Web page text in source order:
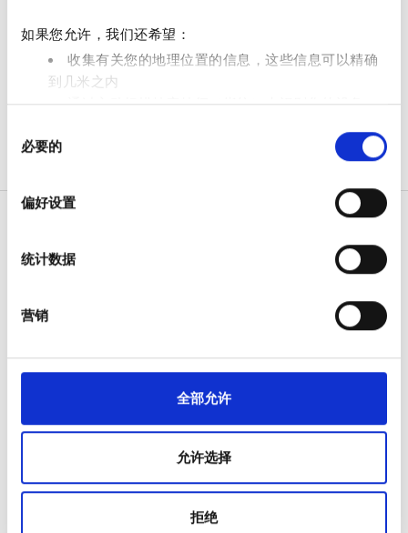
如果您允许，我们还希望：
收集有关您的地理位置的信息，这些信息可以精确
到几米之内
通过主动扫描特定特征（指纹）来识别您的设备
查找有关您的个人数据如何处理的更多信息，
并设置您的首选项。您可随时从Cookie声明中更改或撤回
我们使用 Cookie 来制作贴合用户需求的内容与广告、提供
体、广告和分析合作伙伴分享您对我们网站的使用情况，
择
必要的
偏好设置
统计数据
营销
全部允许
允许选择
拒绝
免费停车
0 - 100 欧元
100 - 200 欧元
300+ 欧元
上午
深夜
如何运作
团体咨询
旅行透析博客
医疗服务提供者
将您的诊所列入名单